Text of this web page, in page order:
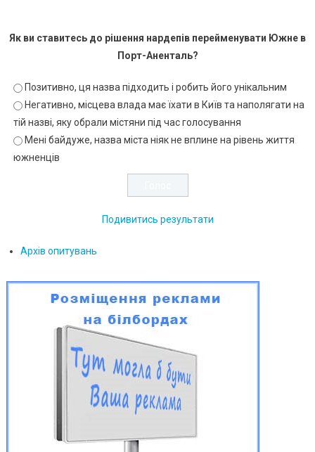
Як ви ставитесь до рішення нардепів перейменувати Южне в
Порт-Аненталь?
Позитивно, ця назва підходить і робить його унікальним
Негативно, місцева влада має їхати в Київ та наполягати на
тій назві, яку обрали містяни під час голосування
Мені байдуже, назва міста ніяк не вплине на рівень життя
южненців
Подивитись результати
Архів опитувань